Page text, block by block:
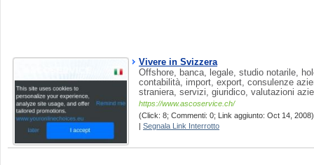
Vivere in Svizzera
Offshore, banca, legale, studio notarile,
contabilità, import, export, consulenze
straniera, servizi, giuridico, valutazioni
https://www.ascoservice.ch/
(Click: 8; Commenti: 0; Link aggiunto: Oct 14,
| Segnala Link Interrotto